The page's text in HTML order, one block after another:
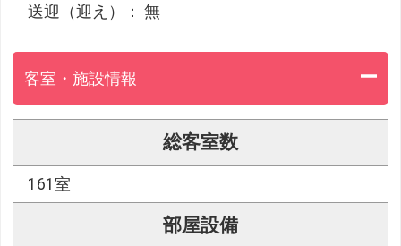
送迎（迎え）： 無
客室・施設情報
総客室数
161室
部屋設備